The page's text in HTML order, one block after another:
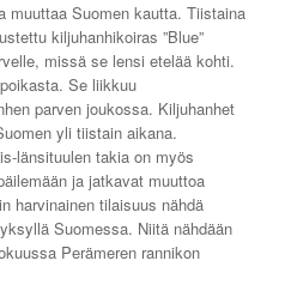
muuttaa Suomen kautta. Tiistaina
kiljuhanhikoiras ”Blue”
missä se lensi etelää kohti.
Se liikkuu
parven joukossa. Kiljuhanhet
yli tiistain aikana.
länsituulen takia on myös
ja jatkavat muuttoa
harvinainen tilaisuus nähdä
Suomessa. Niitä nähdään
Perämeren rannikon